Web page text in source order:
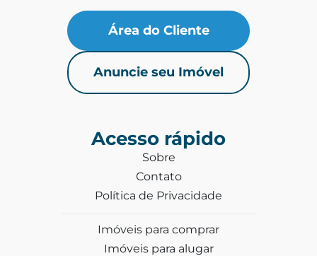
Área do Cliente
Anuncie seu Imóvel
Acesso rápido
Sobre
Contato
Política de Privacidade
Imóveis para comprar
Imóveis para alugar